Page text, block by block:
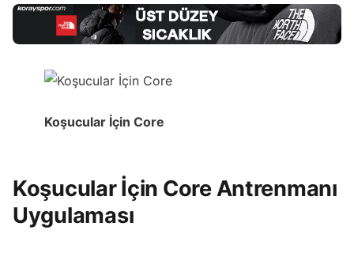
Koşucular İçin Core
Koşucular İçin Core Antrenmanı
Uygulaması